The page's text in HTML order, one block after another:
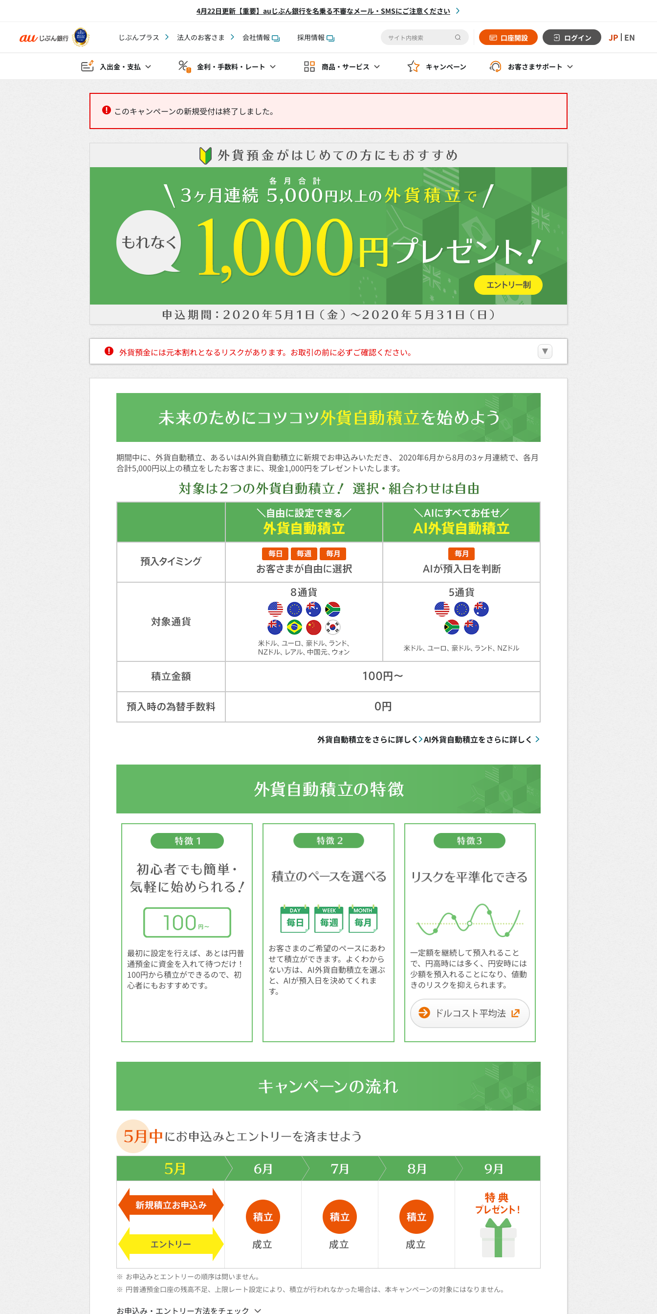
4月22日更新【重要】auじぶん銀行を名乗る不審なメール・SMSにご注意ください
じぶんプラス 法人のお客さま 会社情報 採用情報 口座開設 ログイン JP EN
入出金・支払 金利・手数料・レート 商品・サービス キャンペーン お客さまサポート
このキャンペーンの新規受付は終了しました。
外貨預金には元本割れとなるリスクがあります。お取引の前に必ずご確認ください。
期間中に、外貨自動積立、あるいはAI外貨自動積立に新規でお申込みいただき、 2020年6月から8月の3ヶ月連続で、各月
合計5,000円以上の積立をしたお客さまに、現金1,000円をプレゼントいたします。
外貨自動積立をさらに詳しく AI外貨自動積立をさらに詳しく
最初に設定を行えば、あとは円普
通預金に資金を入れて待つだけ！
100円から積立ができるので、初
心者にもおすすめです。
お客さまのご希望のペースにあわ
せて積立ができます。よくわから
ない方は、AI外貨自動積立を選ぶ
と、AIが預入日を決めてくれま
す。
一定額を継続して預入れること
で、円高時には多く、円安時には
少額を預入れることになり、値動
きのリスクを抑えられます。
※ お申込みとエントリーの順序は問いません。
※ 円普通預金口座の残高不足、上限レート設定により、積立が行われなかった場合は、本キャンペーンの対象にはなりません。
お申込み・エントリー方法をチェック